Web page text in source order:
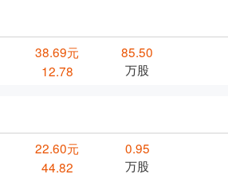
38.69元
12.78
85.50
万股
22.60元
44.82
0.95
万股